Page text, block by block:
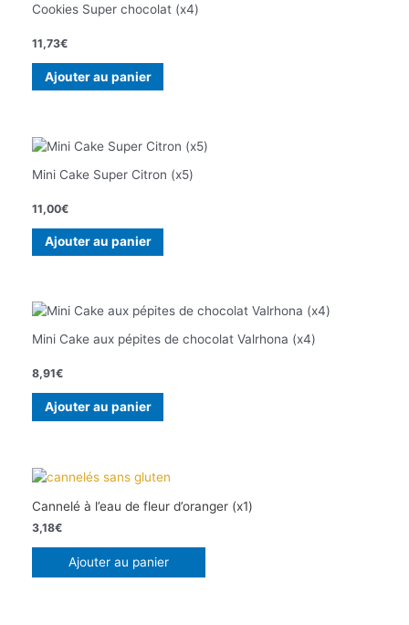
Cookies Super chocolat (x4)
11,73€
Ajouter au panier
Mini Cake Super Citron (x5)
11,00€
Ajouter au panier
Mini Cake aux pépites de chocolat Valrhona (x4)
8,91€
Ajouter au panier
Cannelé à l’eau de fleur d’oranger (x1)
3,18€
Ajouter au panier